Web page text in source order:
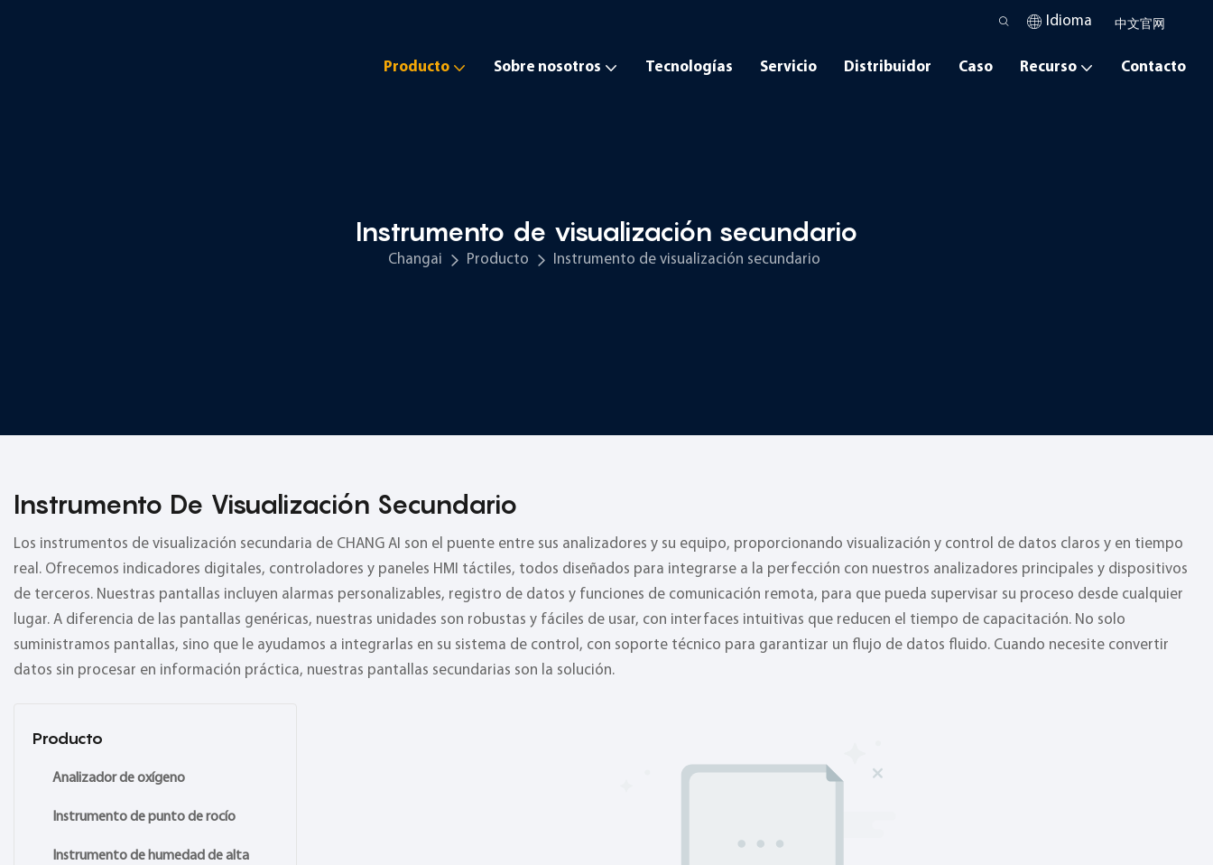
Idioma 中文官网
Producto Sobre nosotros Tecnologías Servicio Distribuidor Caso Recurso Contacto
Instrumento de visualización secundario
Changai Producto Instrumento de visualización secundario
Instrumento De Visualización Secundario
Los instrumentos de visualización secundaria de CHANG AI son el puente entre sus analizadores y su equipo, proporcionando visualización y control de datos claros y en tiempo
real. Ofrecemos indicadores digitales, controladores y paneles HMI táctiles, todos diseñados para integrarse a la perfección con nuestros analizadores principales y dispositivos
de terceros. Nuestras pantallas incluyen alarmas personalizables, registro de datos y funciones de comunicación remota, para que pueda supervisar su proceso desde cualquier
lugar. A diferencia de las pantallas genéricas, nuestras unidades son robustas y fáciles de usar, con interfaces intuitivas que reducen el tiempo de capacitación. No solo
suministramos pantallas, sino que le ayudamos a integrarlas en su sistema de control, con soporte técnico para garantizar un flujo de datos fluido. Cuando necesite convertir
datos sin procesar en información práctica, nuestras pantallas secundarias son la solución.
Producto
Analizador de oxígeno
Instrumento de punto de rocío
Instrumento de humedad de alta